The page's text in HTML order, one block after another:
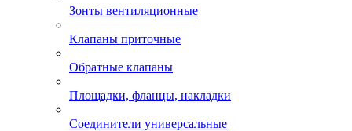
Зонты вентиляционные
Клапаны приточные
Обратные клапаны
Площадки, фланцы, накладки
Соединители универсальные